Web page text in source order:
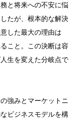
と将来への不安に悩
たが、根本的な解決
した最大の理由は
こと。この決断は容
生を変えた分岐点で
強みとマーケットニ
ビジネスモデルを構